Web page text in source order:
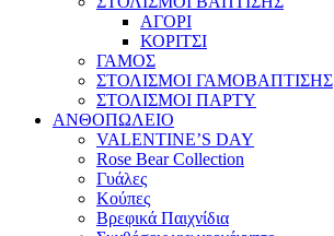
ΑΓΟΡΙ
ΚΟΡΙΤΣΙ
ΓΑΜΟΣ
ΣΤΟΛΙΣΜΟΙ ΓΑΜΟΒΑΠΤΙΣΗΣ
ΣΤΟΛΙΣΜΟΙ ΠΑΡΤΥ
ΑΝΘΟΠΩΛΕΙΟ
VALENTINE’S DAY
Rose Bear Collection
Γυάλες
Κούπες
Βρεφικά Παιχνίδια